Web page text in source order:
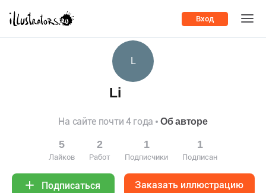
Вход
L
Li
На сайте почти 4 года Об авторе
5
Лайков
2
Работ
1
Подписчики
1
Подписан
Подписаться Заказать иллюстрацию